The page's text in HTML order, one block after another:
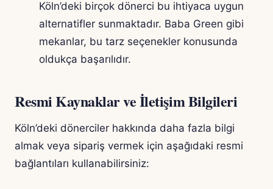
Köln’deki birçok dönerci bu ihtiyaca uygun
alternatifler sunmaktadır. Baba Green gibi
mekanlar, bu tarz seçenekler konusunda
oldukça başarılıdır.
Resmi Kaynaklar ve İletişim Bilgileri
Köln’deki dönerciler hakkında daha fazla bilgi
almak veya sipariş vermek için aşağıdaki resmi
bağlantıları kullanabilirsiniz: